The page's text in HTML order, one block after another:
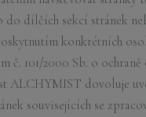
dílčích sekcí stránek
konkrétních
101/2000 Sb. o
ALCHYMIST dovoluje
souvisejících se